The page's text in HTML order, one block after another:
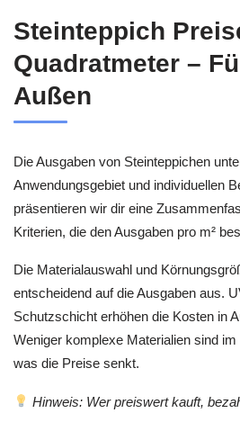
Steinteppich
Quadratmeter –
Außen
Die Ausgaben von Steinteppichen
Anwendungsgebiet und individuellen
präsentieren wir dir eine
Kriterien, die den Ausgaben pro m²
Die Materialauswahl und
entscheidend auf die Ausgaben aus.
Schutzschicht erhöhen die Kosten in
Weniger komplexe Materialien sind
was die Preise senkt.
Hinweis: Wer preiswert kauft,